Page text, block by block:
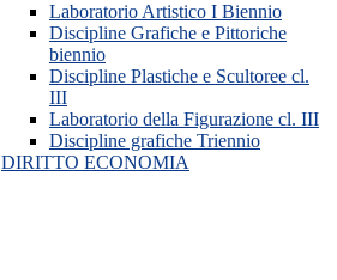
Laboratorio Artistico I Biennio
Discipline Grafiche e Pittoriche
biennio
Discipline Plastiche e Scultoree cl.
III
Laboratorio della Figurazione cl. III
Discipline grafiche Triennio
DIRITTO ECONOMIA